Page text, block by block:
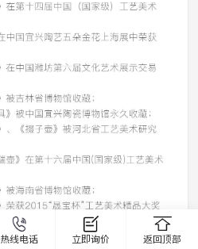
热线电话 立即询价 返回顶部